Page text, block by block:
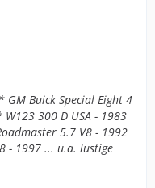
Buick Special Eight 4
300 D USA - 1983
5.7 V8 - 1992
- 1997 ... u.a. lustige